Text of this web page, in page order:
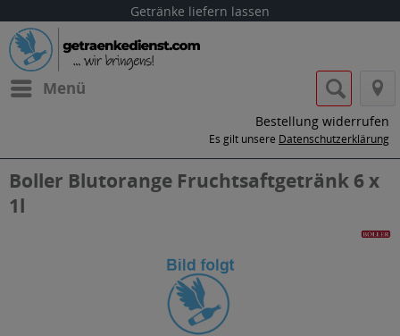
Getränke liefern lassen
Menü
Bestellung widerrufen
Es gilt unsere Datenschutzerklärung
Boller Blutorange Fruchtsaftgetränk 6 x
1l